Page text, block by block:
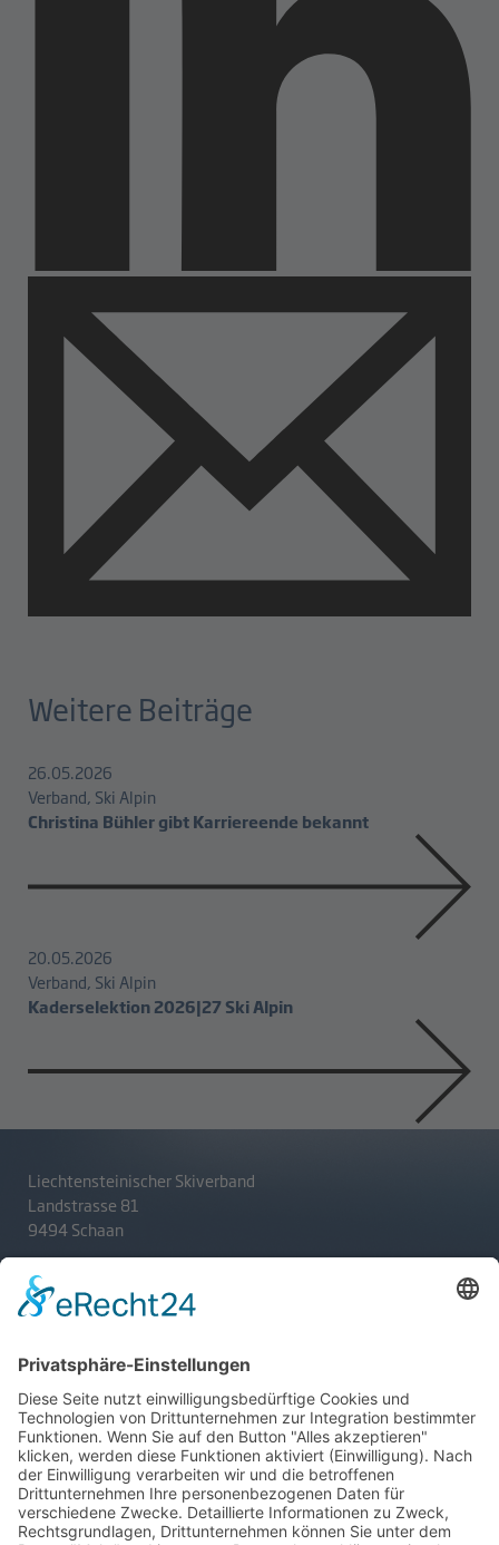
Weitere Beiträge
26.05.2026
Verband, Ski Alpin
Christina Bühler gibt Karriereende bekannt
20.05.2026
Verband, Ski Alpin
Kaderselektion 2026|27 Ski Alpin
Liechtensteinischer Skiverband
Landstrasse 81
9494 Schaan
T+423 233 36 30
admin@lsv.li
Ski Alpin
Ski Nordisch
Winter-Highlights
Aktuelles
Verband
Aktion Pro Ski
Selektionsrichtlinien
Kontakt
Impressum
Datenschutz